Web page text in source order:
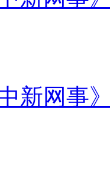
姓氏】
十个汉字
各姓的人数
读“沟”)佴(
“社”)殳(音
新网事